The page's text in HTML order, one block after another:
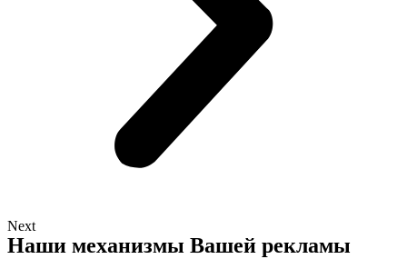
Next
Наши механизмы Вашей рекламы